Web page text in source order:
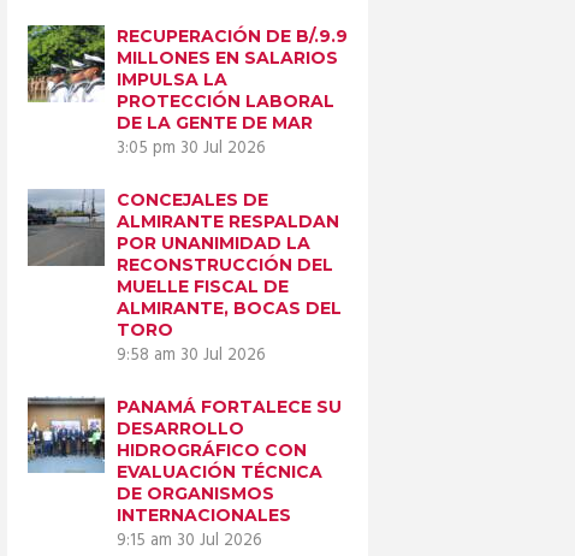
RECUPERACIÓN DE B/.9.9
MILLONES EN SALARIOS
IMPULSA LA
PROTECCIÓN LABORAL
DE LA GENTE DE MAR
3:05 pm 30 Jul 2026
CONCEJALES DE
ALMIRANTE RESPALDAN
POR UNANIMIDAD LA
RECONSTRUCCIÓN DEL
MUELLE FISCAL DE
ALMIRANTE, BOCAS DEL
TORO
9:58 am 30 Jul 2026
PANAMÁ FORTALECE SU
DESARROLLO
HIDROGRÁFICO CON
EVALUACIÓN TÉCNICA
DE ORGANISMOS
INTERNACIONALES
9:15 am 30 Jul 2026